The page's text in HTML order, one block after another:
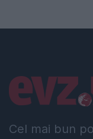
Cel mai bun
Linkuri utile